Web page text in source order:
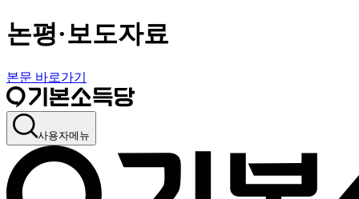
논평·보도자료
본문 바로가기
사용자메뉴